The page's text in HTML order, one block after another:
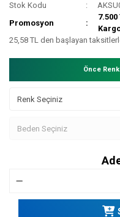
Stok Kodu
Promosyon
25,58 TL den başlayan
Önce